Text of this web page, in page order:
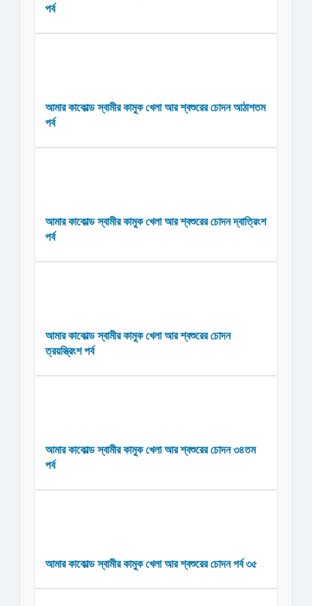
পর্ব
আমার কাকোল্ড স্বামীর কামুক খেলা আর শ্বশুরের চোদন আঠাশতম
পর্ব
আমার কাকোল্ড স্বামীর কামুক খেলা আর শ্বশুরের চোদন দ্বাত্রিংশ
পর্ব
আমার কাকোল্ড স্বামীর কামুক খেলা আর শ্বশুরের চোদন
ত্রয়স্ত্রিংশ পর্ব
আমার কাকোল্ড স্বামীর কামুক খেলা আর শ্বশুরের চোদন ৩৪তম
পর্ব
আমার কাকোল্ড স্বামীর কামুক খেলা আর শ্বশুরের চোদন পর্ব ৩৫